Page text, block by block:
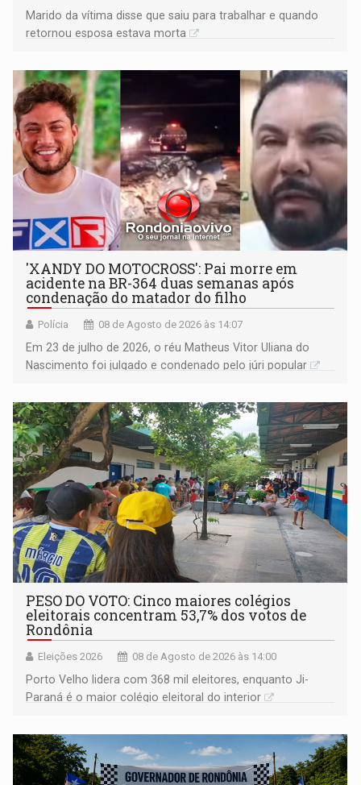
Marido da vítima disse que saiu para trabalhar e quando
retornou esposa estava morta
'XANDY DO MOTOCROSS': Pai morre em
acidente na BR-364 duas semanas após
condenação do matador do filho
Polícia 08 de Agosto de 2026 às 14:07
Em 23 de julho de 2026, o réu Matheus Vitor Uliana do
Nascimento foi julgado e condenado pelo júri popular
PESO DO VOTO: Cinco maiores colégios
eleitorais concentram 53,7% dos votos de
Rondônia
Eleições 2026 08 de Agosto de 2026 às 14:00
Porto Velho lidera com 368 mil eleitores, enquanto Ji-
Paraná é o maior colégio eleitoral do interior